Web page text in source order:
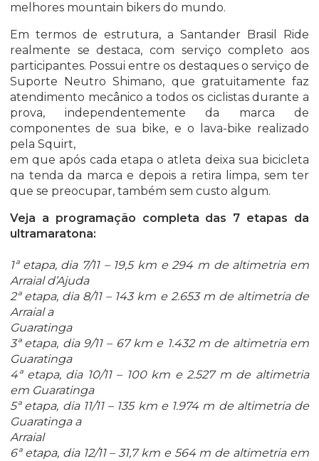
melhores mountain bikers do mundo.
Em termos de estrutura, a Santander Brasil Ride
realmente se destaca, com serviço completo aos
participantes. Possui entre os destaques o serviço de
Suporte Neutro Shimano, que gratuitamente faz
atendimento mecânico a todos os ciclistas durante a
prova, independentemente da marca de
componentes de sua bike, e o lava-bike realizado
pela Squirt,
em que após cada etapa o atleta deixa sua bicicleta
na tenda da marca e depois a retira limpa, sem ter
que se preocupar, também sem custo algum.
Veja a programação completa das 7 etapas da
ultramaratona:
1ª etapa, dia 7/11 – 19,5 km e 294 m de altimetria em
Arraial d’Ajuda
2ª etapa, dia 8/11 – 143 km e 2.653 m de altimetria de
Arraial a
Guaratinga
3ª etapa, dia 9/11 – 67 km e 1.432 m de altimetria em
Guaratinga
4ª etapa, dia 10/11 – 100 km e 2.527 m de altimetria
em Guaratinga
5ª etapa, dia 11/11 – 135 km e 1.974 m de altimetria de
Guaratinga a
Arraial
6ª etapa, dia 12/11 – 31,7 km e 564 m de altimetria em